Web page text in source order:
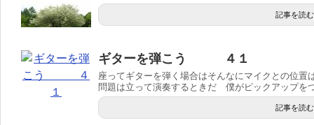
記事を読む
ギターを弾こう ４１
座ってギターを弾く場合はそんなにマイクとの位置
問題は立って演奏するときだ 僕がピックアップを
記事を読む